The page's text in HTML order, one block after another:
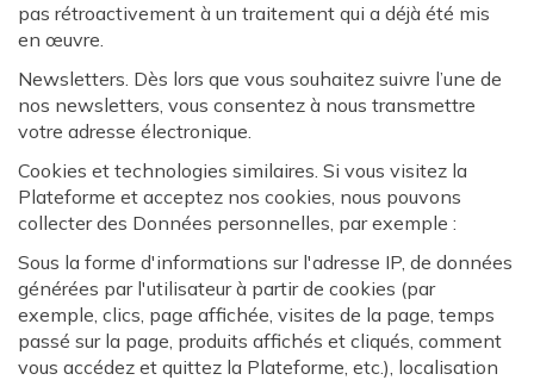
pas rétroactivement à un traitement qui a déjà été mis
en œuvre.
Newsletters. Dès lors que vous souhaitez suivre l’une de
nos newsletters, vous consentez à nous transmettre
votre adresse électronique.
Cookies et technologies similaires. Si vous visitez la
Plateforme et acceptez nos cookies, nous pouvons
collecter des Données personnelles, par exemple :
Sous la forme d'informations sur l'adresse IP, de données
générées par l'utilisateur à partir de cookies (par
exemple, clics, page affichée, visites de la page, temps
passé sur la page, produits affichés et cliqués, comment
vous accédez et quittez la Plateforme, etc.), localisation